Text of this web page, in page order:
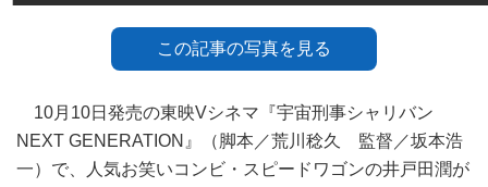
この記事の写真を見る
10月10日発売の東映Vシネマ『宇宙刑事シャリバン
NEXT GENERATION』（脚本／荒川稔久 監督／坂本浩
一）で、人気お笑いコンビ・スピードワゴンの井戸田潤が